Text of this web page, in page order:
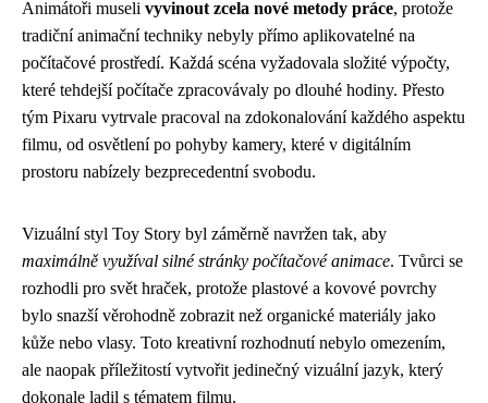
Animátoři museli vyvinout zcela nové metody práce, protože
tradiční animační techniky nebyly přímo aplikovatelné na
počítačové prostředí. Každá scéna vyžadovala složité výpočty,
které tehdejší počítače zpracovávaly po dlouhé hodiny. Přesto
tým Pixaru vytrvale pracoval na zdokonalování každého aspektu
filmu, od osvětlení po pohyby kamery, které v digitálním
prostoru nabízely bezprecedentní svobodu.
Vizuální styl Toy Story byl záměrně navržen tak, aby
maximálně využíval silné stránky počítačové animace. Tvůrci se
rozhodli pro svět hraček, protože plastové a kovové povrchy
bylo snazší věrohodně zobrazit než organické materiály jako
kůže nebo vlasy. Toto kreativní rozhodnutí nebylo omezením,
ale naopak příležitostí vytvořit jedinečný vizuální jazyk, který
dokonale ladil s tématem filmu.